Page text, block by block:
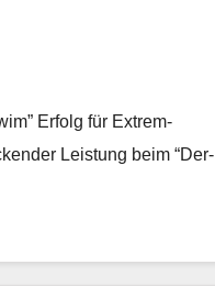
Erfolg für Extrem­
Leis­tung beim “Der­